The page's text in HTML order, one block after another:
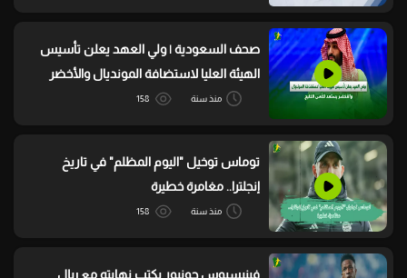
صحف السعودية | ولي العهد يعلن تأسيس
الهيئة العليا لاستضافة المونديال والأخضر
يستعد لكأس الخليج
منذ سنة 158
توماس توخيل "اليوم المظلم" في تاريخ
إنجلترا.. مغامرة خطيرة
منذ سنة 158
فينيسيوس جونيور يكتب نهايته مع ريال